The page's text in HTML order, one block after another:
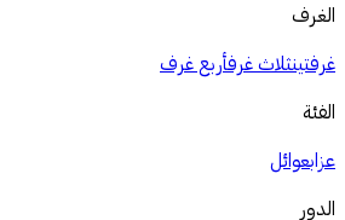
الغرف
غرفتينثلاث غرفأربع غرف
الفئة
عزابعوائل
الدور